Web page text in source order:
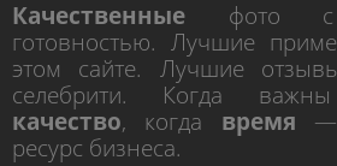
Качественные фото
готовностью. Лучшие
этом сайте. Лучшие
селебрити. Когда
качество, когда время —
ресурс бизнеса.